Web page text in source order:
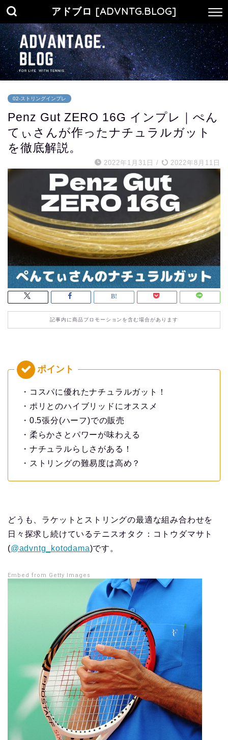
アドブロ [ADVNTG.BLOG]
02-ストリングインプレ
Penz Gut ZERO 16G インプレ｜ぺん
てぃさんが作ったナチュラルガット
を徹底解説。
2022年1月31日 / 2022年8月11日
記事内に商品プロモーションを含む場合があります
・コスパに優れたナチュラルガット！
・ポリとのハイブリッドにオススメ
・0.5張分(ハーフ)での販売
・柔らかさとパワーが味わえる
・ナチュラルらしさがある！
・ストリングの難易度は高め？
どうも、ラケットとストリングの最適な組み合わせを
日々探求し続けているテニスオタク：コトウダマサト
(@advntg_kotodama)です。
Embed from Getty Images